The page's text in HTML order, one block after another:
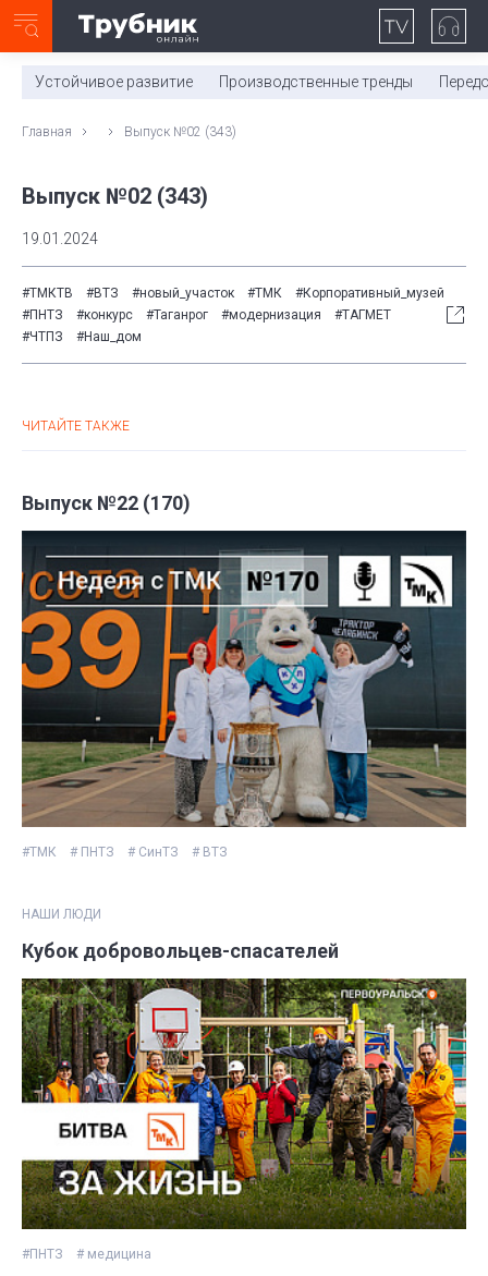
0:00/ 11:03
Устойчивое развитие Производственные тренды
Главная Выпуск №02 (343)
Выпуск №02 (343)
19.01.2024
#ТМКТВ #ВТЗ #новый_участок #ТМК
#Корпоративный_музей
#ПНТЗ
#конкурс #Таганрог #модернизация
#ТАГМЕТ
#ЧТПЗ
#Наш_дом
ЧИТАЙТЕ ТАКЖЕ
Выпуск №22 (170)
#ТМК # ПНТЗ # СинТЗ # ВТЗ
НАШИ ЛЮДИ
Кубок добровольцев-спасателей
#ПНТЗ # медицина